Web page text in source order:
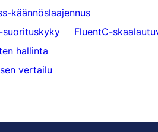
käännöslaajennus
suorituskyky
FluentC-
hallinta
vertailu